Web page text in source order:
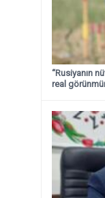
“Rusiyanın
real